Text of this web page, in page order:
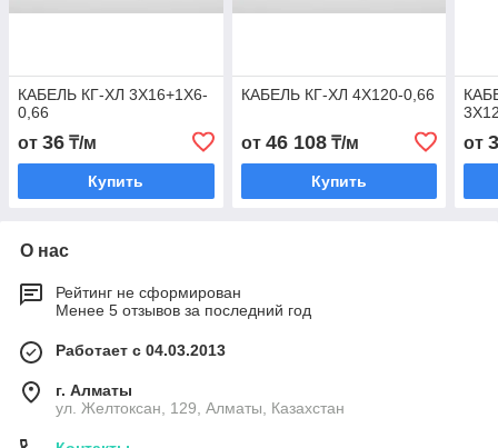
КАБЕЛЬ КГ-ХЛ 3Х16+1Х6-
0,66
от 36 ₸/м
Купить
КАБЕЛЬ КГ-ХЛ 4Х120-0,66
от 46 108₸/м
Купить
от
О нас
Рейтинг не сформирован
Менее 5 отзывов за последний год
Работает с 04.03.2013
г. Алматы
ул. Желтоксан, 129, Алматы, Казахстан